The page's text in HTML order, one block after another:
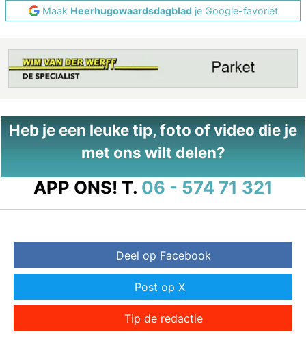
Maak Heerhugowaardsdagbladje Google-favoriet
Heb je een leuke tip, foto of video die je
met ons wilt delen?
APP ONS! T. 06 - 574 71 321
Deel op Facebook
Post op X
Tip de redactie